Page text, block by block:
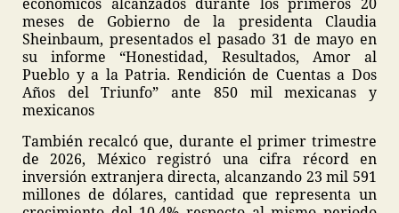
meses de Gobierno de la presidenta Claudia
Sheinbaum, presentados el pasado 31 de mayo en
su informe “Honestidad, Resultados, Amor al
Pueblo y a la Patria. Rendición de Cuentas a Dos
Años del Triunfo” ante 850 mil mexicanas y
mexicanos
También recalcó que, durante el primer trimestre
de 2026, México registró una cifra récord en
inversión extranjera directa, alcanzando 23 mil 591
millones de dólares, cantidad que representa un